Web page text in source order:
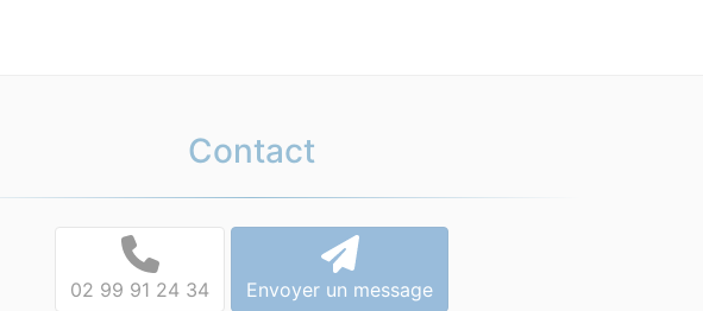
Contact
02 99 91 24 34 Envoyer un message